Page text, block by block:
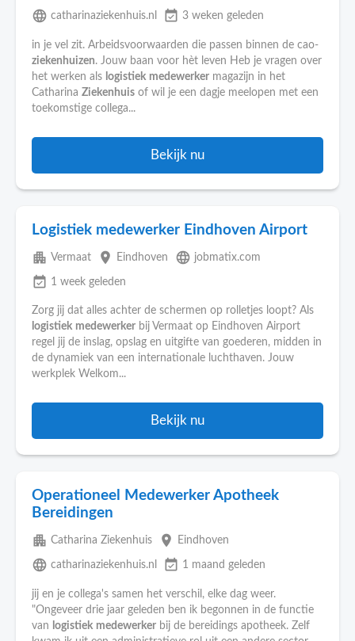
language catharinaziekenhuis.nl event_available 3 weken geleden
in je vel zit. Arbeidsvoorwaarden die passen binnen de cao-
ziekenhuizen. Jouw baan voor hèt leven Heb je vragen over
het werken als logistiek medewerker magazijn in het
Catharina Ziekenhuis of wil je een dagje meelopen met een
toekomstige collega...
Bekijk nu
Logistiek medewerker Eindhoven Airport
apartment Vermaat place Eindhoven language jobmatix.com
event_available 1 week geleden
Zorg jij dat alles achter de schermen op rolletjes loopt? Als
logistiek medewerker bij Vermaat op Eindhoven Airport
regel jij de inslag, opslag en uitgifte van goederen, midden in
de dynamiek van een internationale luchthaven. Jouw
werkplek Welkom...
Bekijk nu
Operationeel Medewerker Apotheek
Bereidingen
apartment Catharina Ziekenhuis place Eindhoven
language catharinaziekenhuis.nl event_available 1 maand geleden
jij en je collega's samen het verschil, elke dag weer.
"Ongeveer drie jaar geleden ben ik begonnen in de functie
van logistiek medewerker bij de bereidings apotheek. Zelf